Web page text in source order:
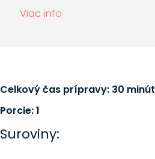
Viac info
Celkový čas prípravy: 30 minút
Porcie: 1
Suroviny: